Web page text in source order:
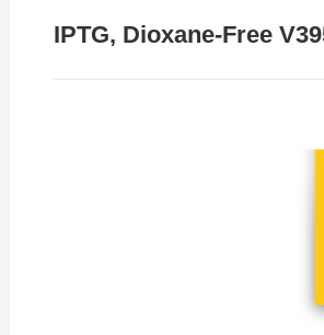
IPTG, Dioxane-Free